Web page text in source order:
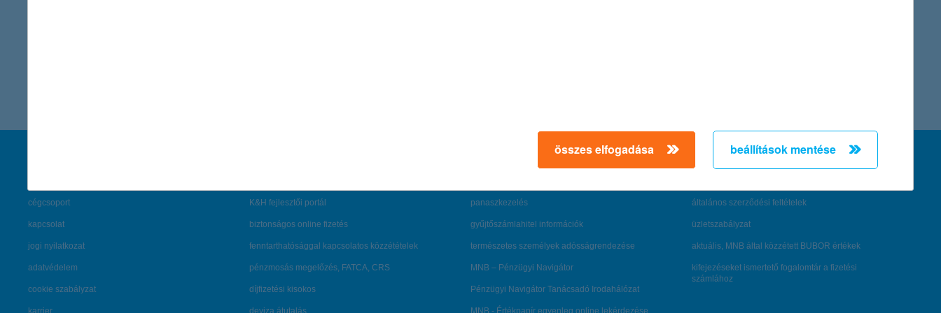
cégcsoport
kapcsolat
jogi nyilatkozat
adatvédelem
cookie szabályzat
karrier
K&H fejlesztői portál
biztonságos online fizetés
fenntarthatósággal kapcsolatos közzétételek
pénzmosás megelőzés, FATCA, CRS
díjfizetési kisokos
deviza átutalás
panaszkezelés
gyűjtőszámlahitel információk
természetes személyek adósságrendezése
MNB – Pénzügyi Navigátor
Pénzügyi Navigátor Tanácsadó Irodahálózat
MNB - Értékpapír egyenleg online lekérdezése
feltételek és kondíciók
általános szerződési feltételek
üzletszabályzat
aktuális, MNB által közzétett BUBOR értékek
kifejezéseket ismertető fogalomtár a fizetési
számlához
összes elfogadása beállítások mentése